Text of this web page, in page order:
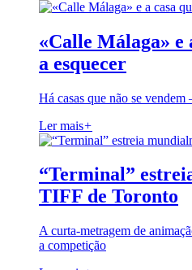
«Calle Málaga» e
a esquecer
Há casas que não se
Ler mais+
“Terminal”
TIFF de Toronto
A curta-metragem de
a competição